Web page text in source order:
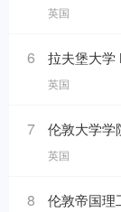
英国
6 拉夫堡大学
英国
7 伦敦大学学
英国
8 伦敦帝国理